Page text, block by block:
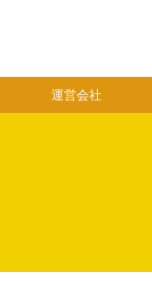
運営会社